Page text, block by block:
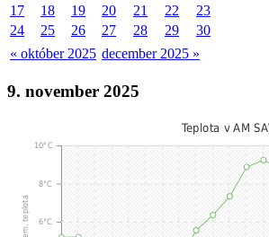
« október 2025 december 2025 »
17
18 19 20 21 22
23
24
25 26 27 28 29 30
9. november 2025